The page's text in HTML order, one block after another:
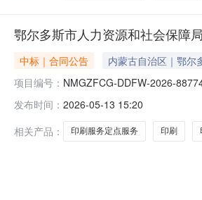
鄂尔多斯市人力资源和社会保障
中标｜合同公告 内蒙古自治区｜鄂尔
项目编号： NMGZFCG-DDFW-2026-
发布时间： 2026-05-13 15:20
相关产品：
印刷服务定点服务 印刷